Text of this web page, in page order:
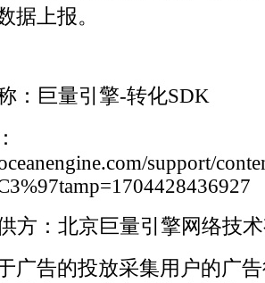
据上报。
：巨量引擎-转化SDK
support/
方：北京巨量引擎网络技
广告的投放采集用户的广